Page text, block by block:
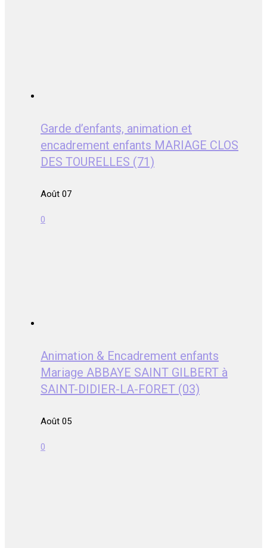
Garde d’enfants, animation et
encadrement enfants MARIAGE CLOS
DES TOURELLES (71)
Août 07
0
Animation & Encadrement enfants
Mariage ABBAYE SAINT GILBERT à
SAINT-DIDIER-LA-FORET (03)
Août 05
0